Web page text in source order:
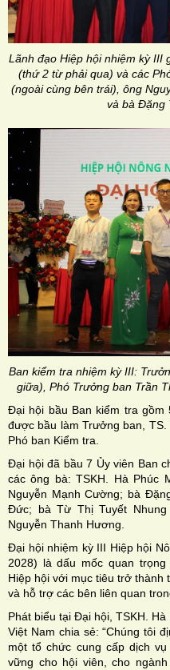
Lãnh đạo Hiệp hội nhiệm kỳ III
(thứ 2 từ phải qua) và các
(ngoài cùng bên trái), ông
và bà Đặng
Ban kiểm tra nhiệm kỳ III:
giữa), Phó Trưởng ban Trần
Đại hội bầu Ban kiểm tra
được bầu làm Trưởng ban,
Phó ban Kiểm tra.
Đại hội đã bầu 7 Ủy viên Ban
các ông bà: TSKH. Hà Phúc
Nguyễn Mạnh Cường; bà
Đức; bà Từ Thị Tuyết
Nguyễn Thanh Hương.
Đại hội nhiệm kỳ III Hiệp hội
2028) là dấu mốc quan
Hiệp hội với mục tiêu trở thành
và hỗ trợ các bên liên quan
Phát biểu tại Đại hội, TSKH.
Việt Nam chia sẻ: “Chúng tôi
một tổ chức cung cấp dịch
vững cho hội viên, cho